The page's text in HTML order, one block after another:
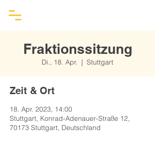
Fraktionssitzung
Di., 18. Apr.
  |
Stuttgart
Zeit & Ort
18. Apr. 2023, 14:00
Stuttgart, Konrad-Adenauer-Straße 12,
70173 Stuttgart, Deutschland